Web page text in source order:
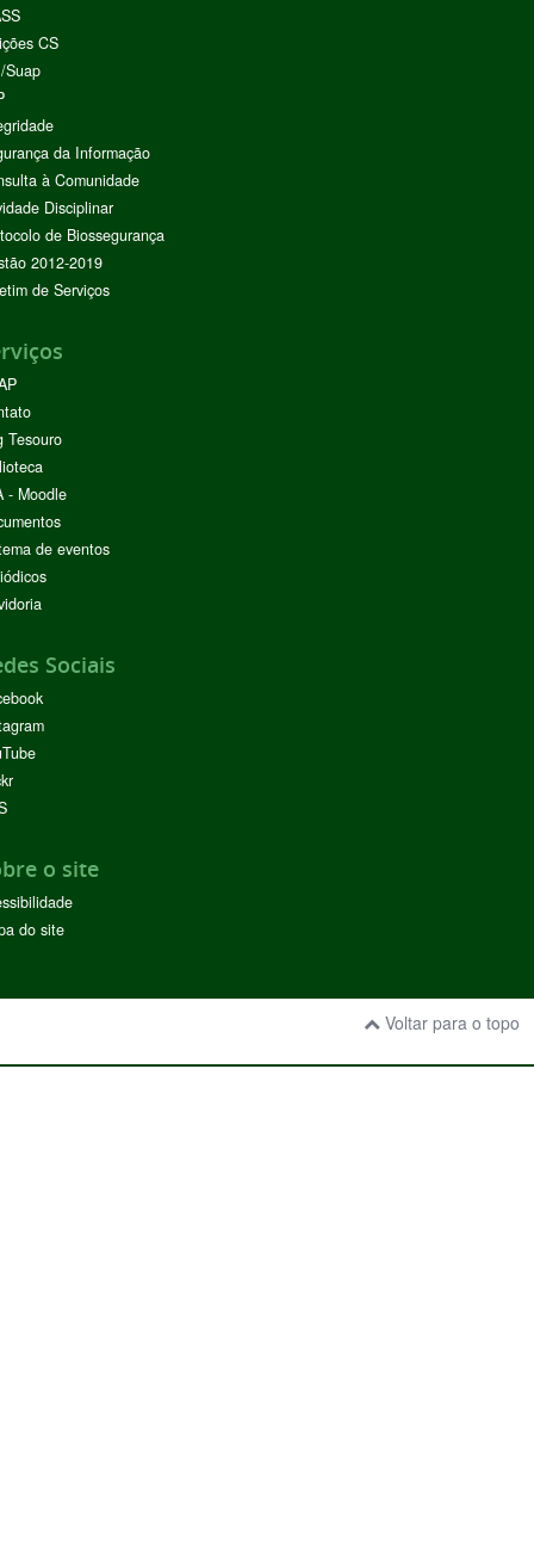
CS
Suap
da Informação
à Comunidade
Disciplinar
de Biossegurança
2012-2019
de Serviços
Tesouro
- Moodle
de eventos
Sociais
o site
do site
Voltar para o topo